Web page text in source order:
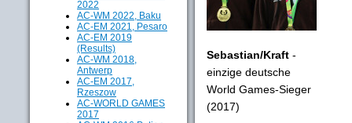
2022
AC-WM 2022, Baku
AC-EM 2021, Pesaro
AC-EM 2019
(Results)
AC-WM 2018,
Antwerp
AC-EM 2017,
Rzeszow
AC-WORLD GAMES
2017
Sebastian/Kraft -
einzige deutsche
World Games-Sieger
(2017)